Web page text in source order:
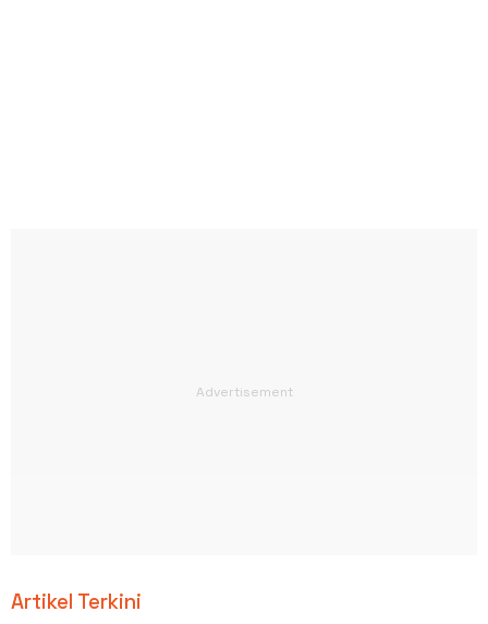
Artikel Terkini